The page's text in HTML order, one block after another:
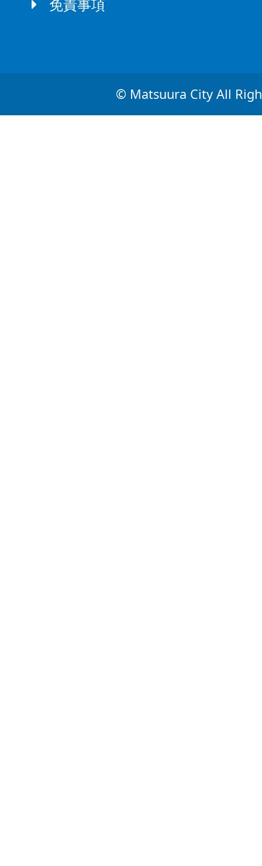
免責事項
© Matsuura City All